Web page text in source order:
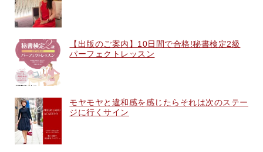
【出版のご案内】10日間で合格!秘書検定2級
パーフェクトレッスン
モヤモヤと違和感を感じたらそれは次のステー
ジに行くサイン